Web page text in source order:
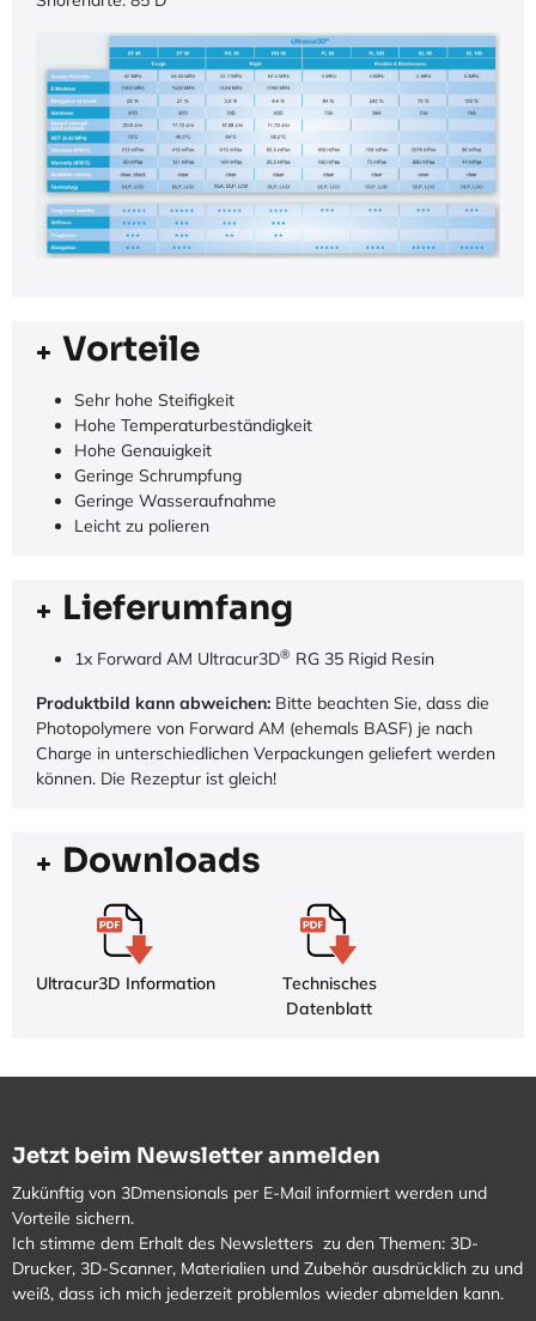
Vorteile
Sehr hohe Steifigkeit
Hohe Temperaturbeständigkeit
Hohe Genauigkeit
Geringe Schrumpfung
Geringe Wasseraufnahme
Leicht zu polieren
Lieferumfang
1x Forward AM Ultracur3D® RG 35 Rigid Resin
Produktbild kann abweichen: Bitte beachten Sie, dass die
Photopolymere von Forward AM (ehemals BASF) je nach
Charge in unterschiedlichen Verpackungen geliefert werden
können. Die Rezeptur ist gleich!
Downloads
Ultracur3D Information
Technisches
Datenblatt
Jetzt beim Newsletter anmelden
Zukünftig von 3Dmensionals per E-Mail informiert werden und
Vorteile sichern.
Ich stimme dem Erhalt des Newsletters zu den Themen: 3D-
Drucker, 3D-Scanner, Materialien und Zubehör ausdrücklich zu und
weiß, dass ich mich jederzeit problemlos wieder abmelden kann.